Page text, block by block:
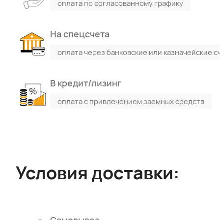
оплата по согласованному графику
На спецсчета
оплата через банковские или казначейские
В кредит/лизинг
оплата с привлечением заемных средств
Условия доставки: